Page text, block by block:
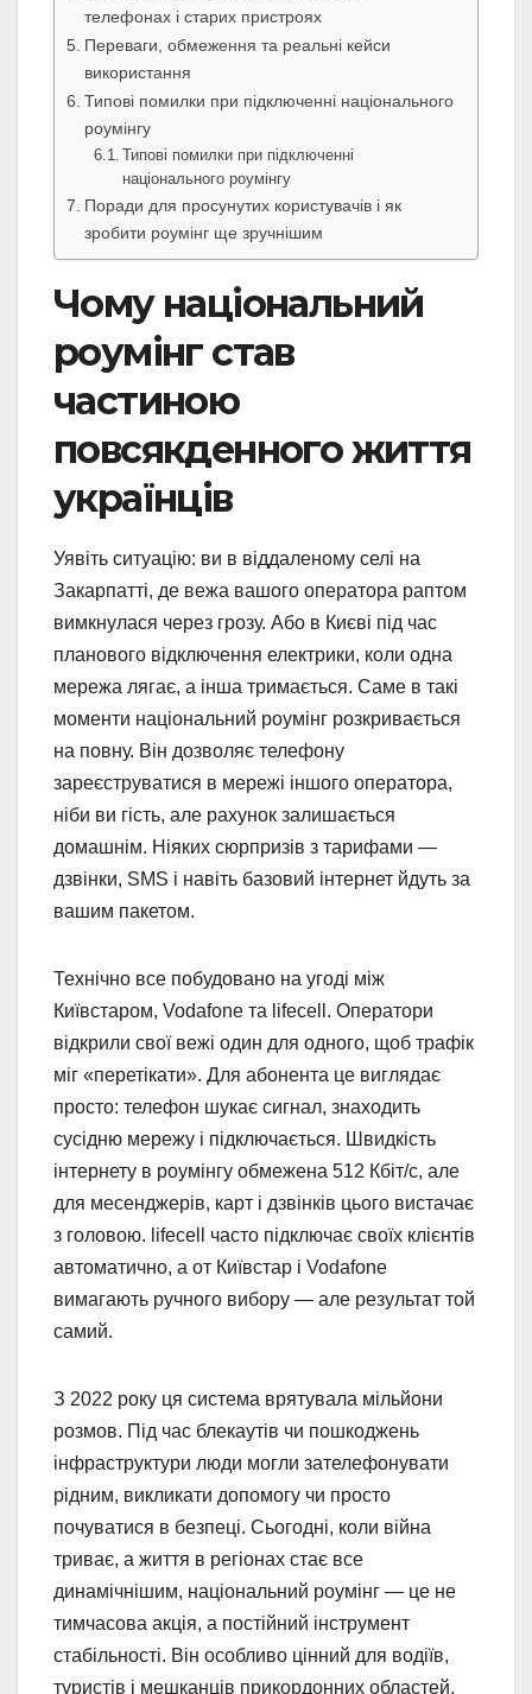
телефонах і старих пристроях
Переваги, обмеження та реальні кейси
використання
Типові помилки при підключенні національного
роумінгу
Типові помилки при підключенні
національного роумінгу
Поради для просунутих користувачів і як
зробити роумінг ще зручнішим
Чому національний
роумінг став
частиною
повсякденного життя
українців
Уявіть ситуацію: ви в віддаленому селі на
Закарпатті, де вежа вашого оператора раптом
вимкнулася через грозу. Або в Києві під час
планового відключення електрики, коли одна
мережа лягає, а інша тримається. Саме в такі
моменти національний роумінг розкривається
на повну. Він дозволяє телефону
зареєструватися в мережі іншого оператора,
ніби ви гість, але рахунок залишається
домашнім. Ніяких сюрпризів з тарифами —
дзвінки, SMS і навіть базовий інтернет йдуть за
вашим пакетом.
Технічно все побудовано на угоді між
Київстаром, Vodafone та lifecell. Оператори
відкрили свої вежі один для одного, щоб трафік
міг «перетікати». Для абонента це виглядає
просто: телефон шукає сигнал, знаходить
сусідню мережу і підключається. Швидкість
інтернету в роумінгу обмежена 512 Кбіт/с, але
для месенджерів, карт і дзвінків цього вистачає
з головою. lifecell часто підключає своїх клієнтів
автоматично, а от Київстар і Vodafone
вимагають ручного вибору — але результат той
самий.
З 2022 року ця система врятувала мільйони
розмов. Під час блекаутів чи пошкоджень
інфраструктури люди могли зателефонувати
рідним, викликати допомогу чи просто
почуватися в безпеці. Сьогодні, коли війна
триває, а життя в регіонах стає все
динамічнішим, національний роумінг — це не
тимчасова акція, а постійний інструмент
стабільності. Він особливо цінний для водіїв,
туристів і мешканців прикордонних областей,